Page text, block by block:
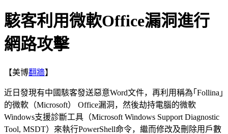
駭客利用微軟Office漏洞進行
網路攻擊
【美博翻牆】
近日發現有中國駭客發送惡意Word文件，再利用稱為｢Follina｣
的微軟（Microsoft） Office漏洞，然後劫持電腦的微軟
Windows支援診斷工具（Microsoft Windows Support Diagnostic
Tool, MSDT）來執行PowerShell命令，繼而修改及刪除用戶數